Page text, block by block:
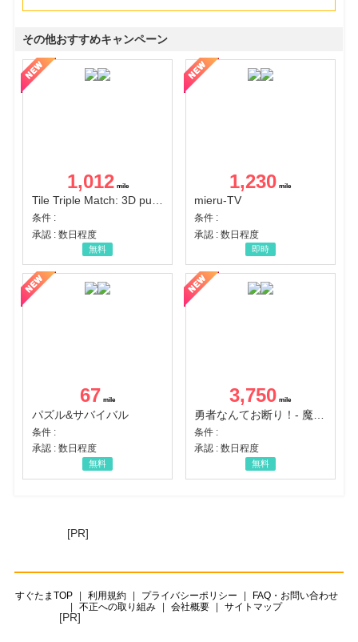
その他おすすめキャンペーン
1,012
Tile Triple Match: 3D puzzle
条件 :
承認 : 数日程度
無料
1,230
mieru-TV
条件 :
承認 : 数日程度
即時
67
パズル&サバイバル
条件 :
承認 : 数日程度
無料
3,750
条件 :
承認 : 数日程度
無料
[PR]
すぐたまTOP 利用規約 プライバシーポリシー
FAQ・お問い合わせ
不正への取り組み
会社概要 サイトマップ
[PR]